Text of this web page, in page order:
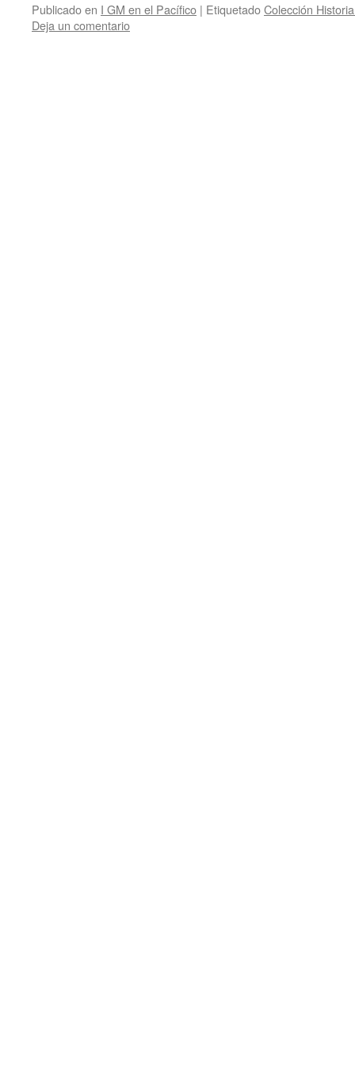
Publicado en I GM en el Pacífico | EtiquetadoColección
Deja un comentario